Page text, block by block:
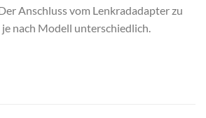
Anschluss vom Lenkradadapter zu
nach Modell unterschiedlich.